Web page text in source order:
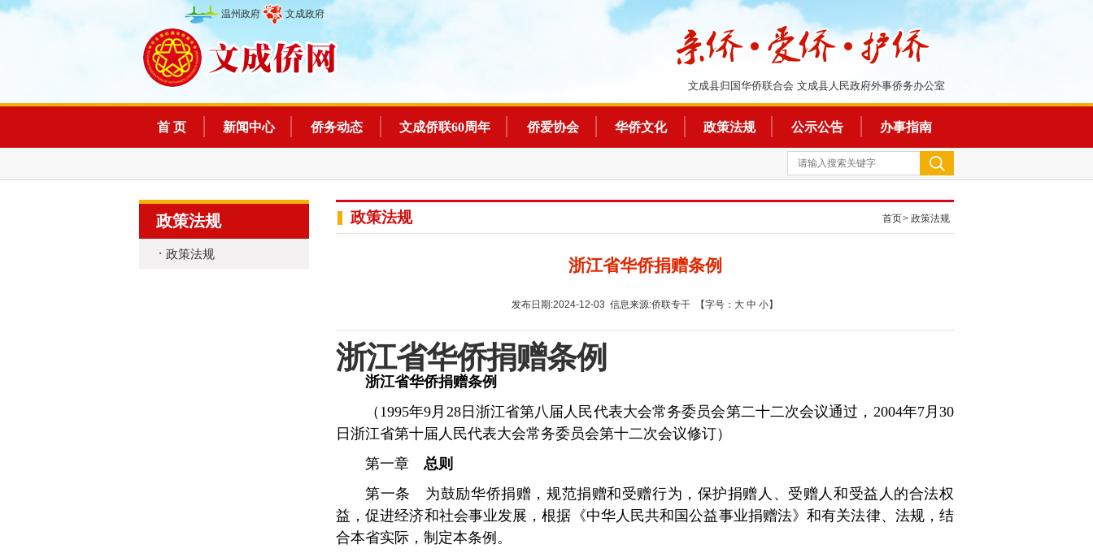
温州政府 文成政府
文成县归国华侨联合会 文成县人民政府外事侨务办公室
首 页 新闻中心 侨务动态 文成侨联60周年 侨爱协会 华侨文化 政策法规 公示公告 办事指南
政策法规
政策法规
政策法规 首页> 政策法规
浙江省华侨捐赠条例
发布日期:2024-12-03 信息来源:侨联专干 【字号： 大 中 小】
浙江省华侨捐赠条例
浙江省华侨捐赠条例
（ 1995年9月28日浙江省第八届人民代表大会常务委员会第二十二次会议通过，2004年7月30
日浙江省第十届人民代表大会常务委员会第十二次会议修订）
第一章 总则
第一条 为鼓励华侨捐赠，规范捐赠和受赠行为，保护捐赠人、受赠人和受益人的合法权
益，促进经济和社会事业发展，根据《中华人民共和国公益事业捐赠法》和有关法律、法规，结
合本省实际，制定本条例。